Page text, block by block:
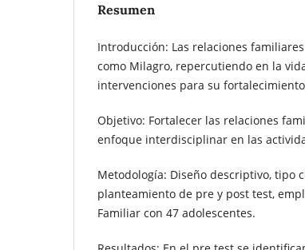
Resumen
Introducción: Las relaciones
como Milagro, repercutiendo en la
intervenciones para su
Objetivo: Fortalecer las relaciones
enfoque interdisciplinar en las
Metodología: Diseño descriptivo, tipo
planteamiento de pre y post test,
Familiar con 47 adolescentes.